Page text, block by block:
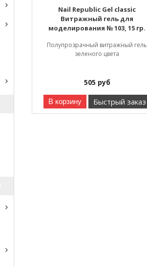
Nail Republic Gel classic
Витражный гель для
моделирования № 103, 15 гр.
Полупрозрачный витражный гель
зеленого цвета
505 руб
В корзину Быстрый заказ